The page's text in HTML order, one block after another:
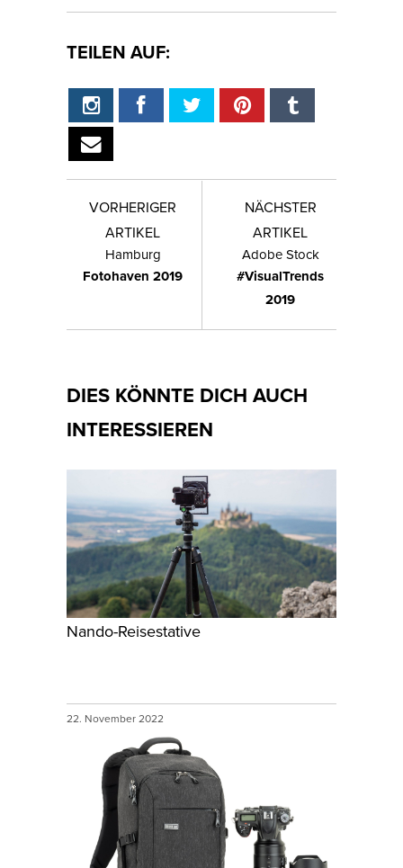
TEILEN AUF:
VORHERIGER
ARTIKEL
Hamburg
Fotohaven 2019
NÄCHSTER
ARTIKEL
Adobe Stock
#VisualTrends
2019
DIES KÖNNTE DICH AUCH
INTERESSIEREN
Nando-Reisestative
22. November 2022